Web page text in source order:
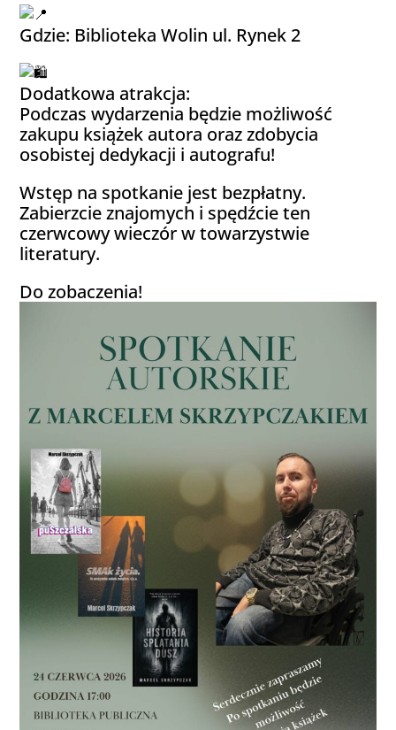
Gdzie: Biblioteka Wolin ul. Rynek 2
Dodatkowa atrakcja:
Podczas wydarzenia będzie możliwość
zakupu książek autora oraz zdobycia
osobistej dedykacji i autografu!
Wstęp na spotkanie jest bezpłatny.
Zabierzcie znajomych i spędźcie ten
czerwcowy wieczór w towarzystwie
literatury.
Do zobaczenia!